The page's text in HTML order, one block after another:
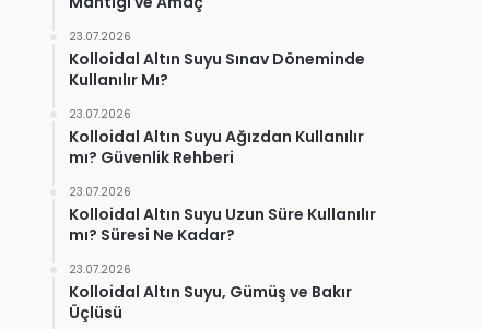
23.07.2026
Kolloidal Altın Suyu Sınav Döneminde
Kullanılır Mı?
23.07.2026
Kolloidal Altın Suyu Ağızdan Kullanılır
mı? Güvenlik Rehberi
23.07.2026
Kolloidal Altın Suyu Uzun Süre Kullanılır
mı? Süresi Ne Kadar?
23.07.2026
Kolloidal Altın Suyu, Gümüş ve Bakır
Üçlüsü